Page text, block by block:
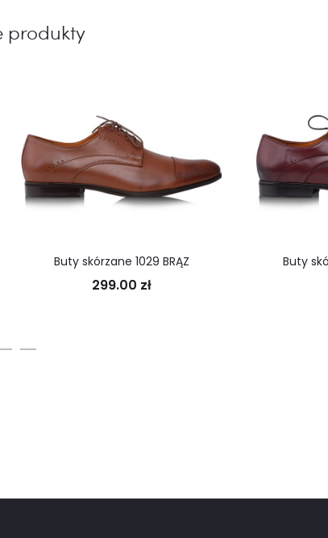
produkty
Buty skórzane 1029 BRĄZ
299.00 zł
Buty